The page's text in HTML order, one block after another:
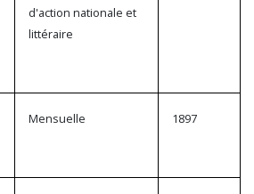
d'action nationale et
littéraire
Mensuelle 1897